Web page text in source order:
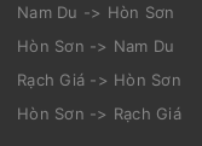
Nam Du -> Hòn Sơn
Hòn Sơn -> Nam Du
Rạch Giá -> Hòn Sơn
Hòn Sơn -> Rạch Giá